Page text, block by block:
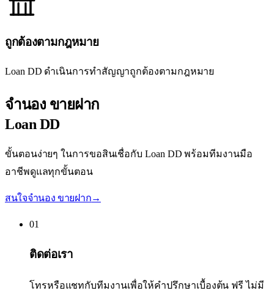
ถูกต้องตามกฎหมาย
Loan DD ดำเนินการทำสัญญาถูกต้องตามกฎหมาย
จำนอง ขายฝาก
Loan DD
ขั้นตอนง่ายๆ ในการขอสินเชื่อกับ Loan DD พร้อมทีมงานมือ
อาชีพดูแลทุกขั้นตอน
สนใจจำนอง ขายฝาก→
01
ติดต่อเรา
โทรหรือแชทกับทีมงานเพื่อให้คำปรึกษาเบื้องต้น ฟรี ไม่มี